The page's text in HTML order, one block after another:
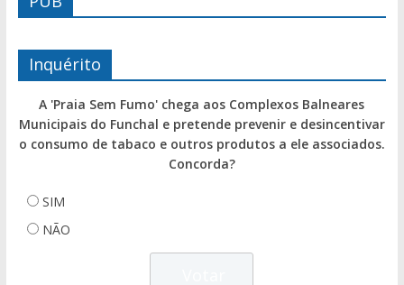
Inquérito
A 'Praia Sem Fumo' chega aos Complexos Balneares
Municipais do Funchal e pretende prevenir e desincentivar
o consumo de tabaco e outros produtos a ele associados.
Concorda?
SIM
NÃO